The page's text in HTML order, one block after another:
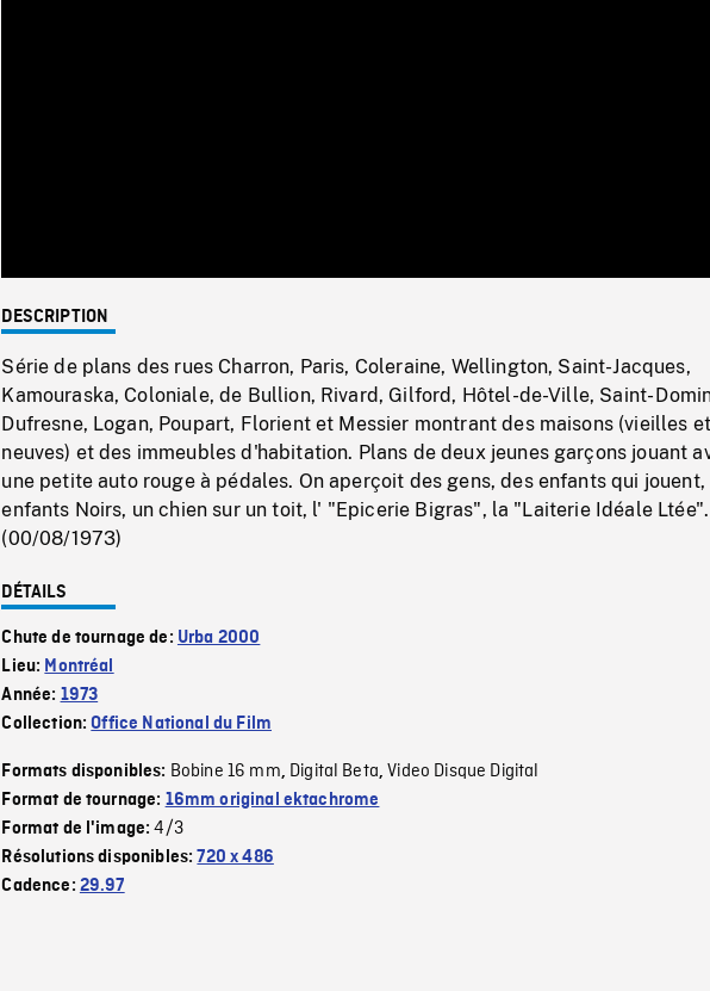
0%
DESCRIPTION
Série de plans des rues Charron, Paris, Coleraine, Wellington, Saint-Jacques,
Kamouraska, Coloniale, de Bullion, Rivard, Gilford, Hôtel-de-Ville, Saint-
Dufresne, Logan, Poupart, Florient et Messier montrant des maisons (vieilles
neuves) et des immeubles d'habitation. Plans de deux jeunes garçons jouant
une petite auto rouge à pédales. On aperçoit des gens, des enfants qui jouent,
enfants Noirs, un chien sur un toit, l' "Epicerie Bigras", la "Laiterie Idéale Ltée".
(00/08/1973)
DÉTAILS
Chute de tournage de: Urba 2000
Lieu: Montréal
Année: 1973
Collection:Office National du Film
Formats disponibles: Bobine 16 mm, Digital Beta,Video Disque Digital
Format de tournage: 16mm original ektachrome
Format de l'image:4/3
Résolutions disponibles:720 x 486
Cadence: 29.97